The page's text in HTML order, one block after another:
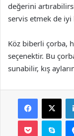
değerini
servis etmek de iyi
Köz biberli çorba,
seçenektir. Bu
sunabilir, kış
Facebook
X
Pocket